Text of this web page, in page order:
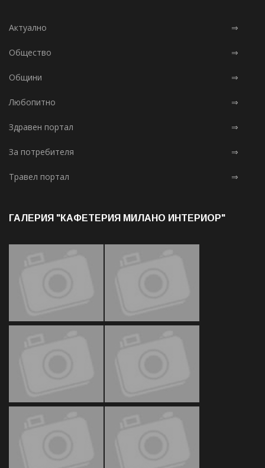
Актуално ⇒
Общество ⇒
Общини ⇒
Любопитно ⇒
Здравен портал ⇒
За потребителя ⇒
Травел портал ⇒
ГАЛЕРИЯ "КАФЕТЕРИЯ МИЛАНО ИНТЕРИОР"